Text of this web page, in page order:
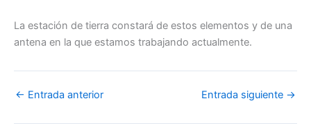
La estación de tierra constará de estos elementos y de una
antena en la que estamos trabajando actualmente.
← Entrada anterior Entrada siguiente →